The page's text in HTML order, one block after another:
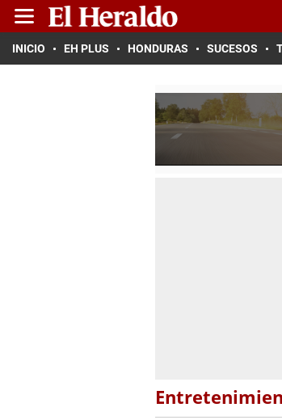
INICIO EH PLUS HONDURAS SUCESOS